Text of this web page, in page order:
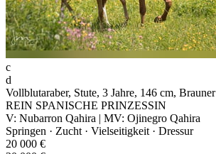
c
d
Vollblutaraber, Stute, 3 Jahre, 146 cm, Brauner
REIN SPANISCHE PRINZESSIN
V: Nubarron Qahira | MV: Ojinegro Qahira
Springen · Zucht · Vielseitigkeit · Dressur
20 000 €